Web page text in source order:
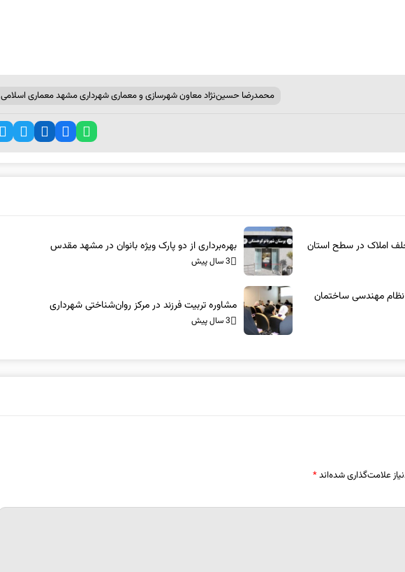
محمدرضا حسین‌نژاد معاون شهرسازی و معماری شهرداری مشهد معماری اسلامی
بهره‌برداری از دو پارک ویژه بانوان در مشهد مقدس
3 سال پیش
مهندسی ساختمان
مشاوره تربیت فرزند در مرکز روان‌شناختی شهرداری
3 سال پیش
علامت‌گذاری شده‌اند*